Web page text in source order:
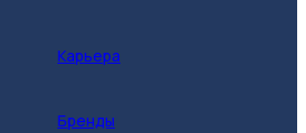
Карьера
Бренды